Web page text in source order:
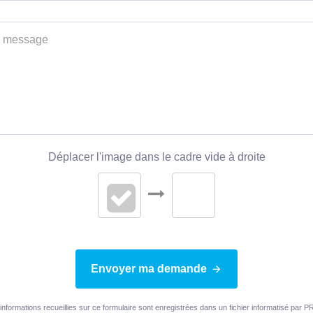
Déplacer l'image dans le cadre vide à droite
Envoyer ma demande
recueillies sur ce formulaire sont enregistrées dans un fichier informatisé par